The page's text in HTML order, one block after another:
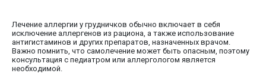
Лечение аллергии у грудничков обычно включает в себя
исключение аллергенов из рациона, а также использование
антигистаминов и других препаратов, назначенных врачом.
Важно помнить, что самолечение может быть опасным, поэтому
консультация с педиатром или аллергологом является
необходимой.